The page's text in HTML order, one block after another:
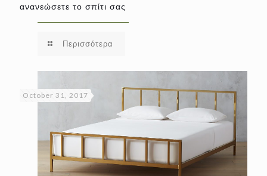
ανανεώσετε το σπίτι σας
Περισσότερα
October 31, 2017